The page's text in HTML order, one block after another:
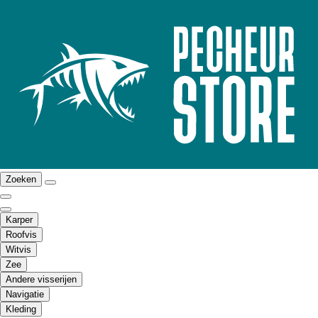
Zoeken
Karper
Roofvis
Witvis
Zee
Andere visserijen
Navigatie
Kleding